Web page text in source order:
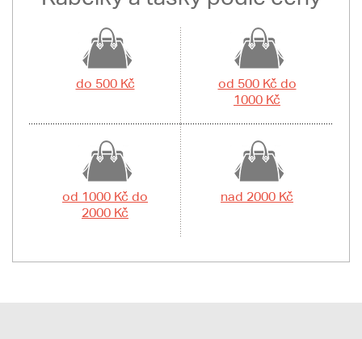
do 500 Kč
od 500 Kč do
1000 Kč
od 1000 Kč do
2000 Kč
nad 2000 Kč